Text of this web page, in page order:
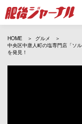
HOME
グルメ
中央区中唐人町の塩専門店「ソ
を発見！